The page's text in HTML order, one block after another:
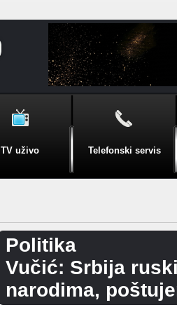
TV uživo Telefonski servis
Politika
Vučić: Srbija
narodima,